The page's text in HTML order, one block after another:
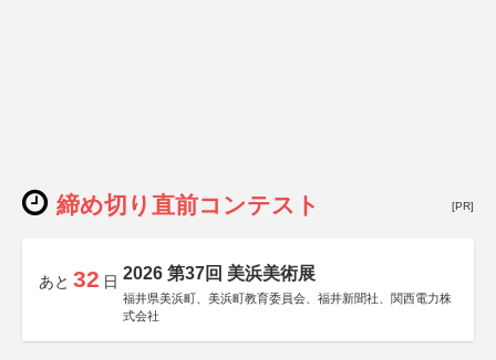
締め切り直前コンテスト [PR]
あと 32 日 2026 第37回 美浜美術展
福井県美浜町、美浜町教育委員会、福井新聞社、関西電力株
式会社